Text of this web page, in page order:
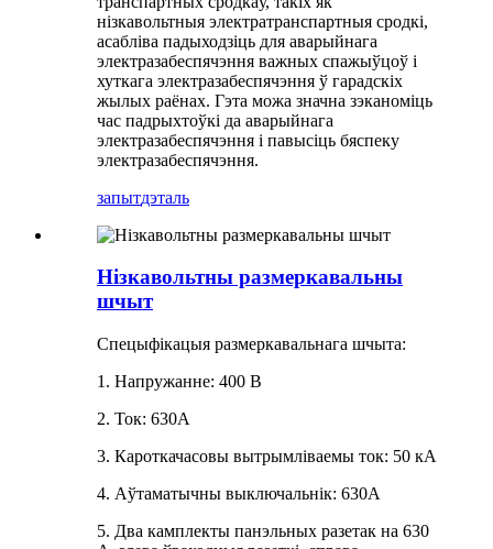
нізкавольтныя электратранспартныя сродкі,
асабліва падыходзіць для аварыйнага
электразабеспячэння важных спажыўцоў і
хуткага электразабеспячэння ў гарадскіх
жылых раёнах. Гэта можа значна зэканоміць
час падрыхтоўкі да аварыйнага
электразабеспячэння і павысіць бяспеку
электразабеспячэння.
запытдэталь
Нізкавольтны размеркавальны
шчыт
Спецыфікацыя размеркавальнага шчыта:
1. Напружанне: 400 В
2. Ток: 630А
3. Кароткачасовы вытрымліваемы ток: 50 кА
4. Аўтаматычны выключальнік: 630A
5. Два камплекты панэльных разетак на 630